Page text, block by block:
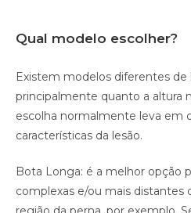
Qual modelo escolher?
Existem modelos diferentes
principalmente quanto a altura
escolha normalmente leva em
características da lesão.
Bota Longa: é a melhor opção
complexas e/ou mais distantes